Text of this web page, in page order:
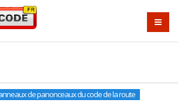
de panonceaux du code de la route